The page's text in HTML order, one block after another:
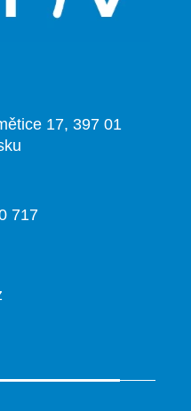
17, 397 01
717